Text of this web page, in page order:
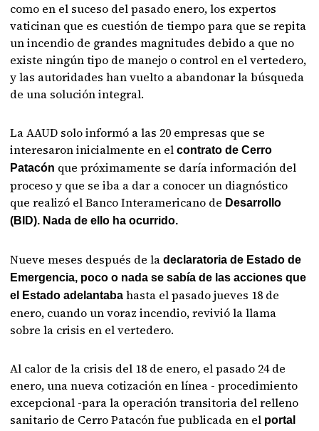
como en el suceso del pasado enero, los expertos
vaticinan que es cuestión de tiempo para que se repita
un incendio de grandes magnitudes debido a que no
existe ningún tipo de manejo o control en el vertedero,
y las autoridades han vuelto a abandonar la búsqueda
de una solución integral.
La AAUD solo informó a las 20 empresas que se
interesaron inicialmente en elcontrato de Cerro
Patacón que próximamente se daría información del
proceso y que se iba a dar a conocer un diagnóstico
que realizó el Banco Interamericano de Desarrollo
(BID). Nada de ello ha ocurrido.
Nueve meses después de ladeclaratoria de Estado de
Emergencia, poco o nada se sabía de las acciones que
el Estado adelantaba hasta el pasado jueves 18 de
enero, cuando un voraz incendio, revivió la llama
sobre la crisis en el vertedero.
Al calor de la crisis del 18 de enero, el pasado 24 de
enero, una nueva cotización en línea - procedimiento
excepcional -para la operación transitoria del relleno
sanitario de Cerro Patacón fue publicada en el portal